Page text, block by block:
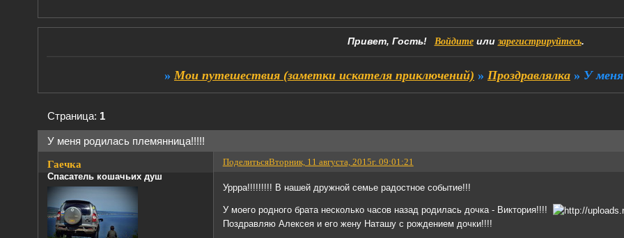
Привет, Гость! Войдитеили зарегистрируйтесь.
» Мои путешествия (заметки искателя приключений) » Проздравлялка » У
У меня родилась племянница!!!!!
Страница: 1
ПоделитьсяВторник, 11 августа, 2015г. 09:01:21
Гаечка
Спасатель кошачьих душ
Уррра!!!!!!!!! В нашей дружной семье радостное событие!!!
У моего родного брата несколько часов назад родилась дочка - Виктория!!!!
Поздравляю Алексея и его жену Наташу с рождением дочки!!!!